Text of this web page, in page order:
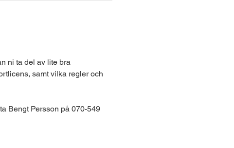
ni ta del av lite bra
samt vilka regler och
Bengt Persson på 070-549